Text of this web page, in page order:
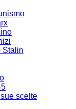
Stalin
scelte